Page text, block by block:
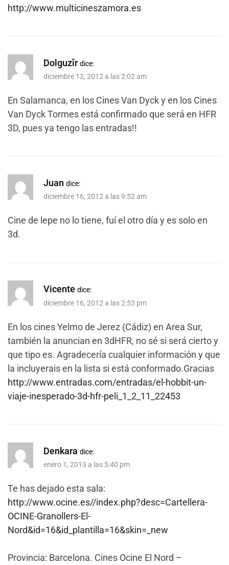
http://www.multicineszamora.es
Dolguzîr dice:
diciembre 12, 2012 a las 2:02 am
En Salamanca, en los Cines Van Dyck y en los Cines
Van Dyck Tormes está confirmado que será en HFR
3D, pues ya tengo las entradas!!
Juan dice:
diciembre 16, 2012 a las 9:52 am
Cine de lepe no lo tiene, fuí el otro día y es solo en
3d.
Vicente dice:
diciembre 16, 2012 a las 2:53 pm
En los cines Yelmo de Jerez (Cádiz) en Area Sur,
también la anuncian en 3dHFR, no sé si será cierto y
que tipo es. Agradecería cualquier información y que
la incluyerais en la lista si está conformado.Gracias
http://www.entradas.com/entradas/el-hobbit-un-
viaje-inesperado-3d-hfr-peli_1_2_11_22453
Denkara dice:
enero 1, 2013 a las 5:40 pm
Te has dejado esta sala:
http://www.ocine.es//index.php?desc=Cartellera-
OCINE-Granollers-El-
Nord&id=16&id_plantilla=16&skin=_new
Provincia: Barcelona. Cines Ocine El Nord –